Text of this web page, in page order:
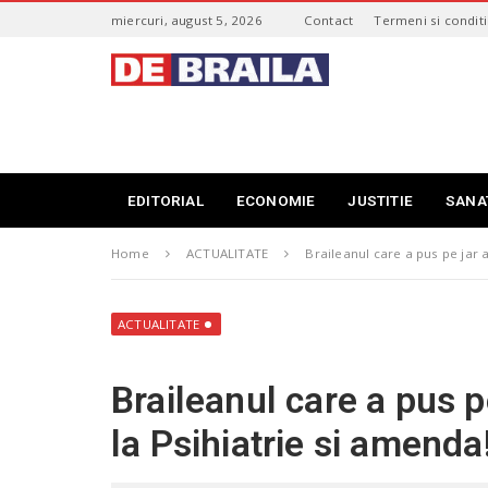
c
miercuri, august 5, 2026 Contact Termeni si conditii
t
B
l
r
a
i
l
EDITORIAL ECONOMIE JUSTITIE
Home ACTUALITATE Braileanul care a pus pe jar
ACTUALITATE
Braileanul care a pus
la Psihiatrie si